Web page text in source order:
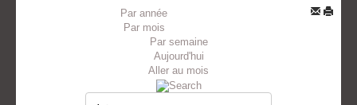
Par année
Par mois
Par semaine
Aujourd'hui
Aller au mois